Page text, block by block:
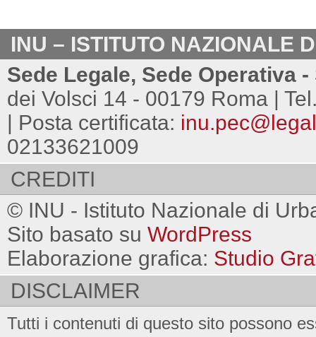
INU – ISTITUTO NAZIONALE
Sede Legale, Sede Operativa
dei Volsci 14 - 00179 Roma |
| Posta certificata:
02133621009
CREDITI
© INU - Istituto Nazionale di
Sito basato su WordPress
Elaborazione grafica: Studio
DISCLAIMER
Tutti i contenuti di questo sito possono